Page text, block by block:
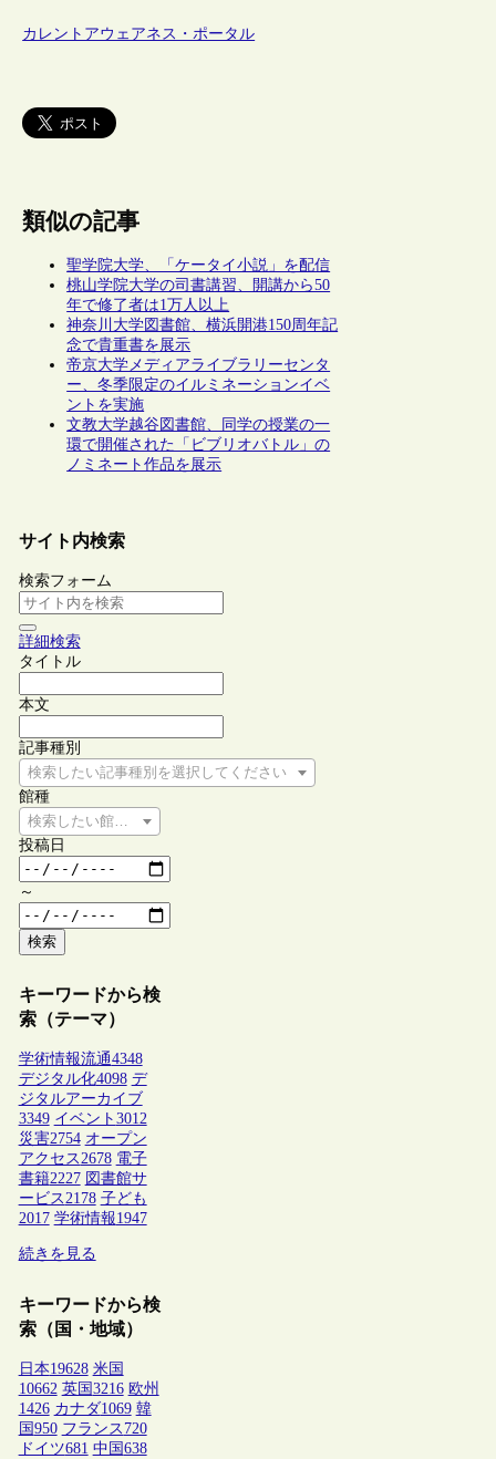
カレントアウェアネス・ポータル
類似の記事
聖学院大学、「ケータイ小説」を配信
桃山学院大学の司書講習、開講から50
年で修了者は1万人以上
神奈川大学図書館、横浜開港150周年記
念で貴重書を展示
帝京大学メディアライブラリーセンタ
ー、冬季限定のイルミネーションイベ
ントを実施
文教大学越谷図書館、同学の授業の一
環で開催された「ビブリオバトル」の
ノミネート作品を展示
サイト内検索
検索フォーム
詳細検索
タイトル
本文
記事種別
検索したい記事種別を選択してください
館種
検索したい館種を選択してください
投稿日
～
検索
キーワードから検
索（テーマ）
学術情報流通4348
デジタル化4098 デ
ジタルアーカイブ
3349 イベント 3012
災害2754 オープン
アクセス2678 電子
書籍2227 図書館サ
ービス2178 子ども
2017 学術情報1947
続きを見る
キーワードから検
索（国・地域）
日本19628 米国
10662 英国 3216 欧州
1426 カナダ1069 韓
国 950 フランス 720
ドイツ681 中国 638